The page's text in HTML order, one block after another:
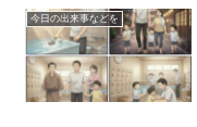
今日の出来事などを